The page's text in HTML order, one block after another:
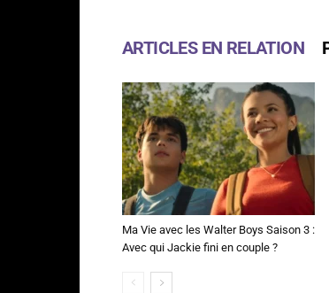
ARTICLES EN RELATION
Ma Vie avec les Walter Boys Saison 3 :
Avec qui Jackie fini en couple ?